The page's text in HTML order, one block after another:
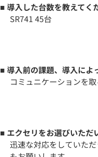
■ 導入した台数を教えてく
SR741 45台
■ 導入前の課題、導入によ
コミュニケーションを
■ エクセリをお選びいただ
迅速な対応をしていた